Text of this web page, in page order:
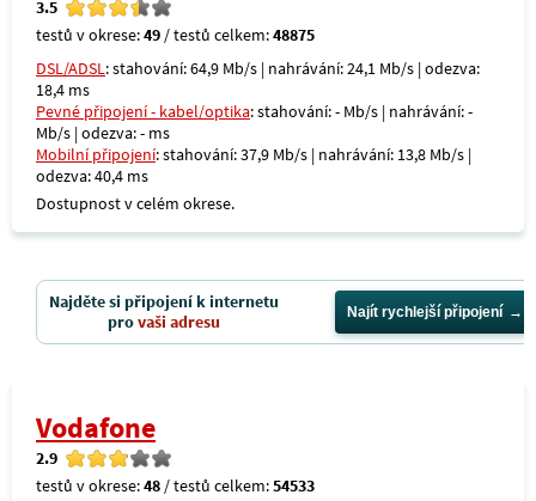
3.5
testů v okrese:49 / testů celkem:48875
DSL/ADSL: stahování: 64,9 Mb/s | nahrávání: 24,1 Mb/s | odezva:
18,4 ms
Pevné připojení - kabel/optika: stahování: - Mb/s | nahrávání: -
Mb/s | odezva: - ms
Mobilní připojení: stahování: 37,9 Mb/s | nahrávání: 13,8 Mb/s |
odezva: 40,4 ms
Dostupnost v celém okrese.
Najděte si připojení k internetu
provaši adresu Najít rychlejší připojení
Vodafone
2.9
testů v okrese:48 / testů celkem:54533